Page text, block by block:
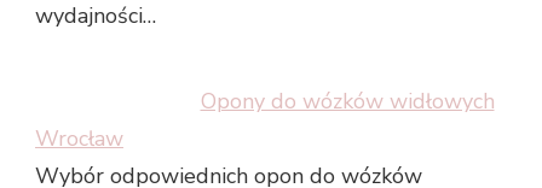
wydajności…
Opony do wózków widłowych
Wrocław
Wybór odpowiednich opon do wózków